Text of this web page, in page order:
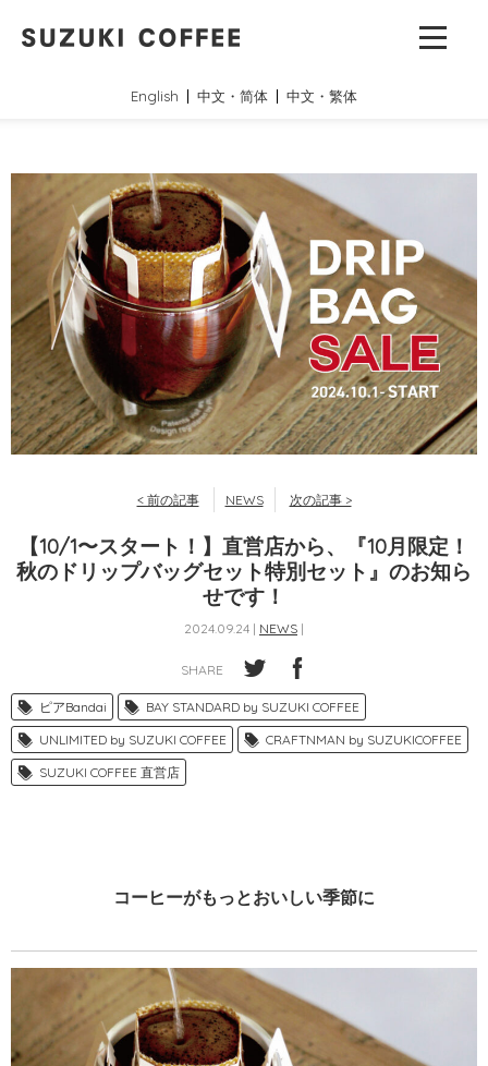
English 中文・简体 中文・繁体
< 前の記事 NEWS 次の記事 >
【10/1〜スタート！】直営店から、『10月限定！
秋のドリップバッグセット特別セット』のお知ら
せです！
2024.09.24 | NEWS |
SHARE
ピアBandai
BAY STANDARD by SUZUKI COFFEE
UNLIMITED by SUZUKI COFFEE
CRAFTNMAN by SUZUKICOFFEE
SUZUKI COFFEE 直営店
コーヒーがもっとおいしい季節に